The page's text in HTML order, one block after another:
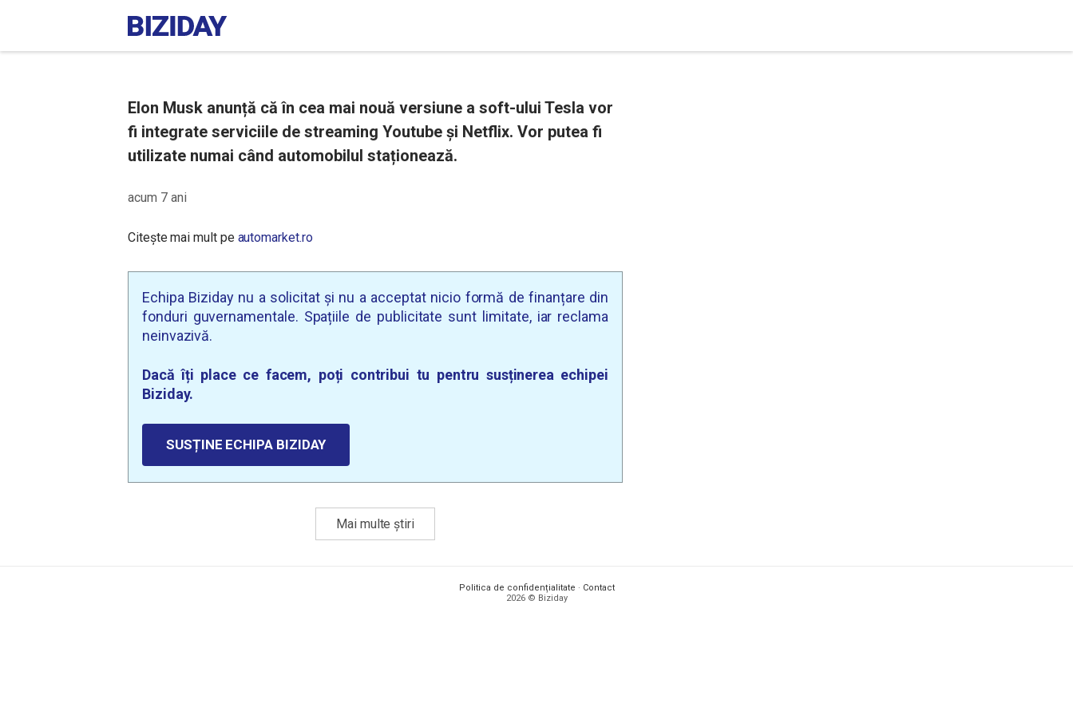
Elon Musk anunță că în cea mai nouă versiune a soft-ului Tesla vor
fi integrate serviciile de streaming Youtube și Netflix. Vor putea fi
utilizate numai când automobilul staționează.
acum 7 ani
Citește mai mult pe automarket.ro
Echipa Biziday nu a solicitat și nu a acceptat nicio formă de finanțare din
fonduri guvernamentale. Spațiile de publicitate sunt limitate, iar reclama
neinvazivă.
Dacă îți place ce facem, poți contribui tu pentru susținerea echipei
Biziday.
SUSȚINE ECHIPA BIZIDAY
Mai multe știri
Politica de confidențialitate · Contact
2026 © Biziday